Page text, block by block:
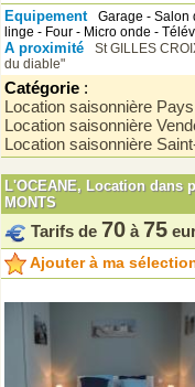
Equipement
Garage - Salon
linge - Four - Micro onde -
A proximité St GILLES
du diable"
Catégorie :
Location saisonnière
Location saisonnière
Location saisonnière
L'OCEANE, Location dans
MONTS
Tarifs de 70 à 75
Ajouter à ma